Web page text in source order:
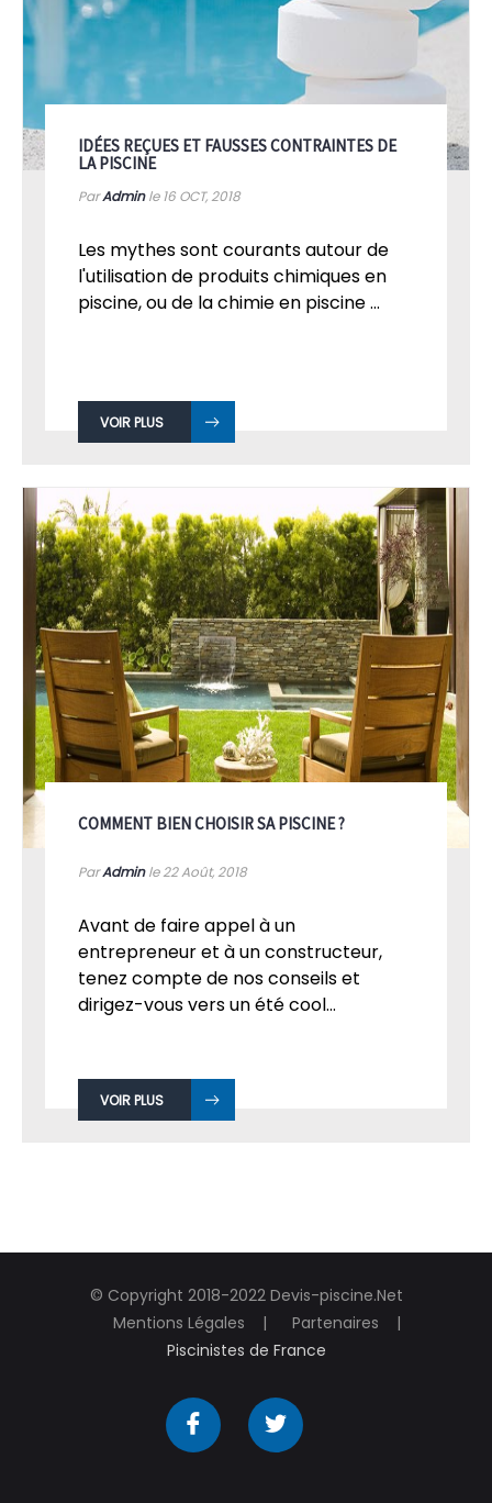
IDÉES REÇUES ET FAUSSES CONTRAINTES DE
LA PISCINE
ParAdminle 16 OCT, 2018
Les mythes sont courants autour de
l'utilisation de produits chimiques en
piscine, ou de la chimie en piscine ...
VOIR PLUS
COMMENT BIEN CHOISIR SA PISCINE ?
ParAdminle 22Août, 2018
Avant de faire appel à un
entrepreneur et à un constructeur,
tenez compte de nos conseils et
dirigez-vous vers un été cool...
VOIR PLUS
© Copyright 2018-2022 Devis-piscine.Net
Mentions Légales
Partenaires
Piscinistes de France